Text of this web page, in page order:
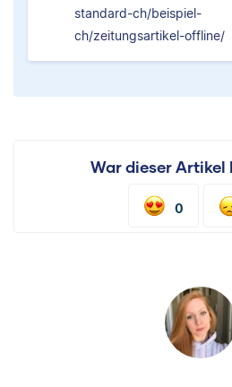
standard-ch/beispiel-
ch/zeitungsartikel-offline/
War dieser Artikel
0